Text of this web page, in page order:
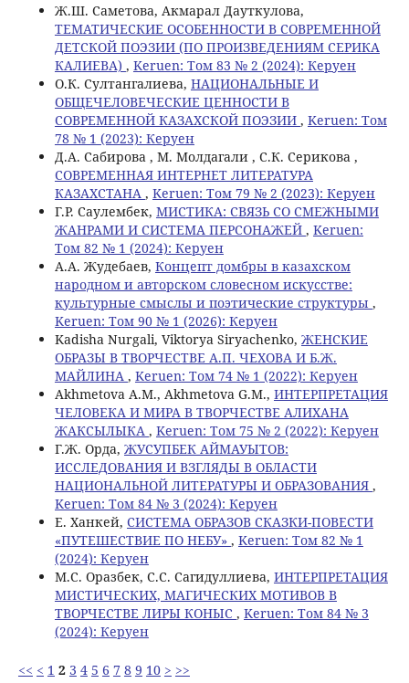
Ж.Ш. Саметова, Акмарал Дауткулова,
ТЕМАТИЧЕСКИЕ ОСОБЕННОСТИ В СОВРЕМЕННОЙ
ДЕТСКОЙ ПОЭЗИИ (ПО ПРОИЗВЕДЕНИЯМ СЕРИКА
КАЛИЕВА) , Keruen: Том 83 № 2 (2024): Керуен
О.К. Султангалиева, НАЦИОНАЛЬНЫЕ И
ОБЩЕЧЕЛОВЕЧЕСКИЕ ЦЕННОСТИ В
СОВРЕМЕННОЙ КАЗАХСКОЙ ПОЭЗИИ , Keruen: Том
78 № 1 (2023): Керуен
Д.А. Сабирова , М. Молдагали , С.К. Серикова ,
СОВРЕМЕННАЯ ИНТЕРНЕТ ЛИТЕРАТУРА
КАЗАХСТАНА , Keruen: Том 79 № 2 (2023): Керуен
Г.Р. Саулембек, МИСТИКА: СВЯЗЬ СО СМЕЖНЫМИ
ЖАНРАМИ И СИСТЕМА ПЕРСОНАЖЕЙ , Keruen:
Том 82 № 1 (2024): Керуен
А.А. Жудебаев, Концепт домбры в казахском
народном и авторском словесном искусстве:
культурные смыслы и поэтические структуры ,
Keruen: Том 90 № 1 (2026): Керуен
Kadisha Nurgali, Viktorya Siryachenko, ЖЕНСКИЕ
ОБРАЗЫ В ТВОРЧЕСТВЕ А.П. ЧЕХОВА И Б.Ж.
МАЙЛИНА , Keruen: Том 74 № 1 (2022): Керуен
Akhmetova A.M., Akhmetova G.M., ИНТЕРПРЕТАЦИЯ
ЧЕЛОВЕКА И МИРА В ТВОРЧЕСТВЕ АЛИХАНА
ЖАКСЫЛЫКА , Keruen: Том 75 № 2 (2022): Керуен
Г.Ж. Орда, ЖУСУПБЕК АЙМАУЫТОВ:
ИССЛЕДОВАНИЯ И ВЗГЛЯДЫ В ОБЛАСТИ
НАЦИОНАЛЬНОЙ ЛИТЕРАТУРЫ И ОБРАЗОВАНИЯ ,
Keruen: Том 84 № 3 (2024): Керуен
Е. Ханкей, СИСТЕМА ОБРАЗОВ СКАЗКИ-ПОВЕСТИ
«ПУТЕШЕСТВИЕ ПО НЕБУ» , Keruen: Том 82 № 1
(2024): Керуен
М.С. Оразбек, С.C. Сагидуллиева, ИНТЕРПРЕТАЦИЯ
МИСТИЧЕСКИХ, МАГИЧЕСКИХ МОТИВОВ В
ТВОРЧЕСТВЕ ЛИРЫ КОНЫС , Keruen: Том 84 № 3
(2024): Керуен
<< < 1 2 3 4 5 6 7 8 9 10 > >>